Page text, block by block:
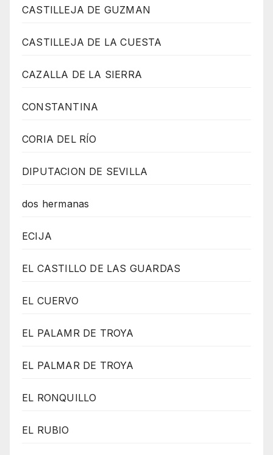
CASTILLEJA DE GUZMAN
CASTILLEJA DE LA CUESTA
CAZALLA DE LA SIERRA
CONSTANTINA
CORIA DEL RÍO
DIPUTACION DE SEVILLA
dos hermanas
ECIJA
EL CASTILLO DE LAS GUARDAS
EL CUERVO
EL PALAMR DE TROYA
EL PALMAR DE TROYA
EL RONQUILLO
EL RUBIO